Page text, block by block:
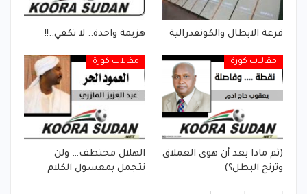
قرعة الابطال والكونفدرالية هزيمة واحدة.. لا تكفي..!!
مقالات كورة
(ثم ماذا بعد أن هوى العملاق
وترنح البطل؟)
مقالات كورة
الهلال مختطف… ولن
نتجمل بمعسول الكلام